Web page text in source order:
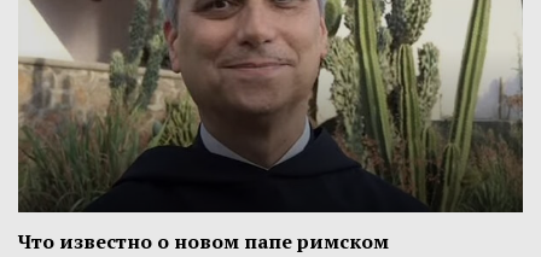
Что известно о новом папе римском